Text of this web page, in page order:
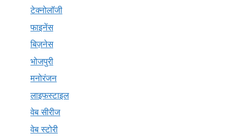
टेक्नोलॉजी
फाइनेंस
बिज़नेस
भोजपुरी
मनोरंजन
लाइफस्टाइल
वेब सीरीज
वेब स्टोरी